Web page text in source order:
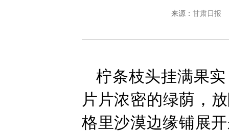
来源： 甘肃日报
柠条枝头挂满果
片片浓密的绿荫，
格里沙漠边缘铺展